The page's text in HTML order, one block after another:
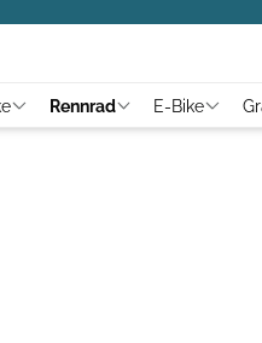
Rennrad E-Bike